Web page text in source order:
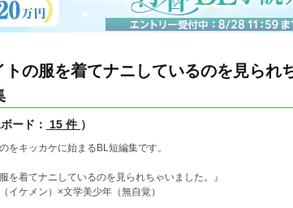
トの服を着てナニしているのを見られ
ボード： 15 件 ）
をキッカケに始まるBL短編集です。
を着てナニしているのを見られちゃいました。』
イケメン）×文学美少年（無自覚）